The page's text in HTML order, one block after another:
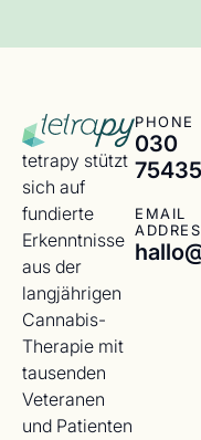
tetrapy stützt
sich auf
fundierte
Erkenntnisse
aus der
langjährigen
Cannabis-
Therapie mit
tausenden
Veteranen
und Patienten
PHONE
030
EMAIL